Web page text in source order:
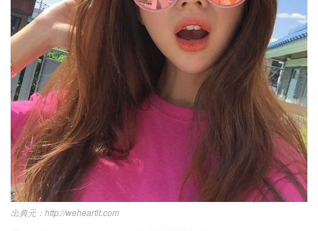
http://weheartit.com